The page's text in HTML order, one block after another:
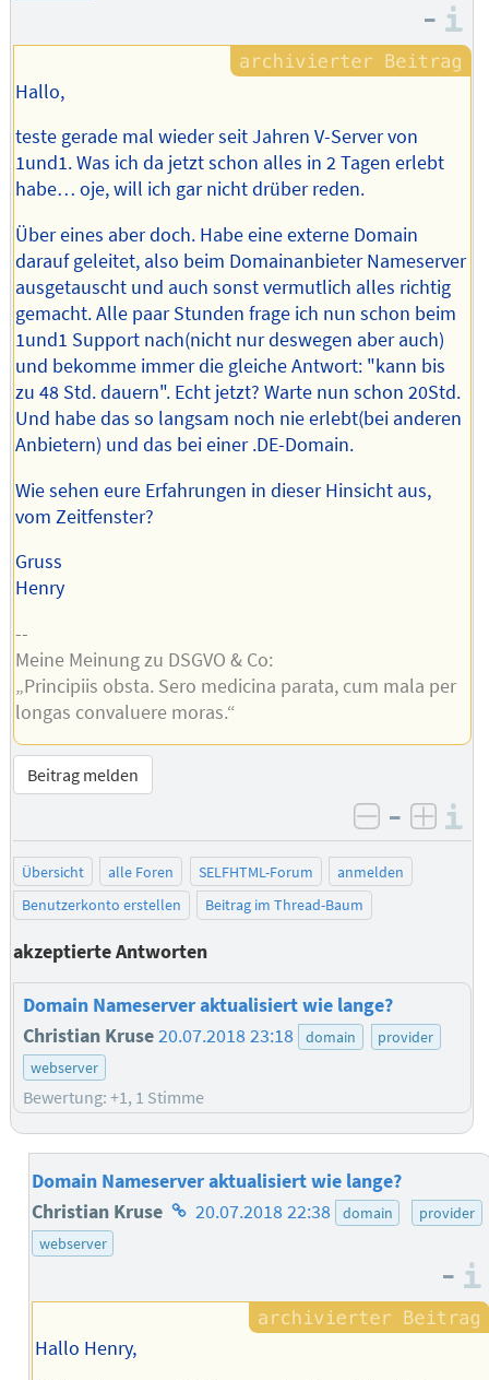
–
Hallo,
teste gerade mal wieder seit Jahren V-Server von
1und1. Was ich da jetzt schon alles in 2 Tagen erlebt
habe… oje, will ich gar nicht drüber reden.
Über eines aber doch. Habe eine externe Domain
darauf geleitet, also beim Domainanbieter Nameserver
ausgetauscht und auch sonst vermutlich alles richtig
gemacht. Alle paar Stunden frage ich nun schon beim
1und1 Support nach(nicht nur deswegen aber auch)
und bekomme immer die gleiche Antwort: "kann bis
zu 48 Std. dauern". Echt jetzt? Warte nun schon 20Std.
Und habe das so langsam noch nie erlebt(bei anderen
Anbietern) und das bei einer .DE-Domain.
Wie sehen eure Erfahrungen in dieser Hinsicht aus,
vom Zeitfenster?
Gruss
Henry
--
Meine Meinung zu DSGVO & Co:
„Principiis obsta. Sero medicina parata, cum mala per
longas convaluere moras.“
Beitrag melden
negativ
–
Übersicht alle Foren SELFHTML-Forum
anmelden
Benutzerkonto erstellen
Beitrag im Thread-Baum
akzeptierte Antworten
Domain Nameserver aktualisiert wie lange?
Christian Kruse20.07.2018 23:18 domain
provider
webserver
Bewertung: +1, 1 Stimme
Domain Nameserver aktualisiert wie lange?
Christian Kruse Homepage
20.07.2018 22:38 domain
provider
webserver
–
Hallo Henry,